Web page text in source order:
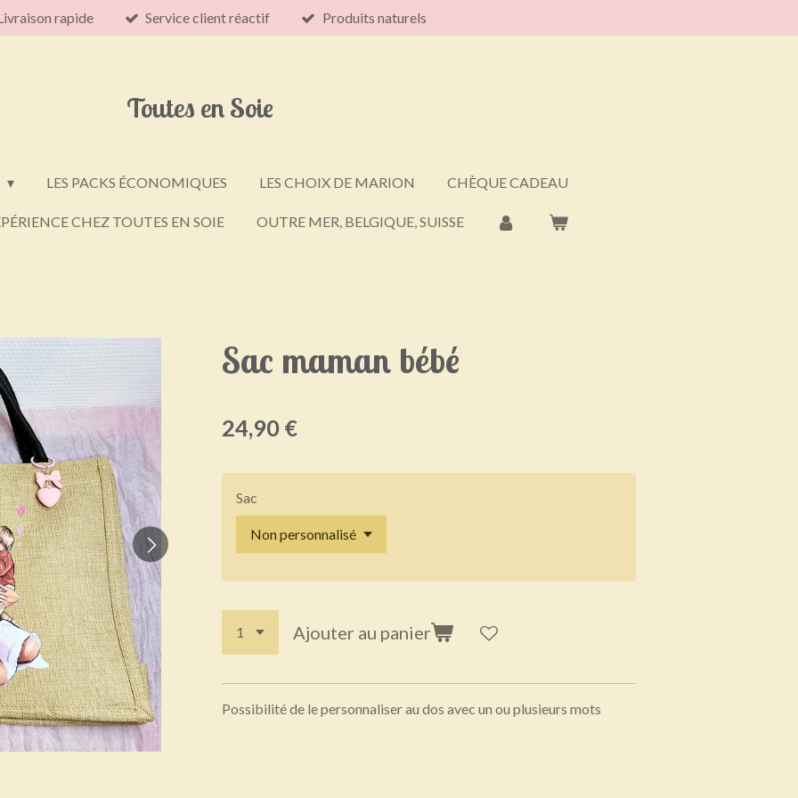
rapide Service client réactif Produits naturels
Toutes en Soie
LES PACKS ÉCONOMIQUES LES CHOIX DE MARION CHÈQUE CADEAU
CHEZ TOUTES EN SOIE OUTRE MER, BELGIQUE, SUISSE
Sac maman bébé
24,90 €
Sac
Ajouter au panier
Possibilité de le personnaliser au dos avec un ou plusieurs mots